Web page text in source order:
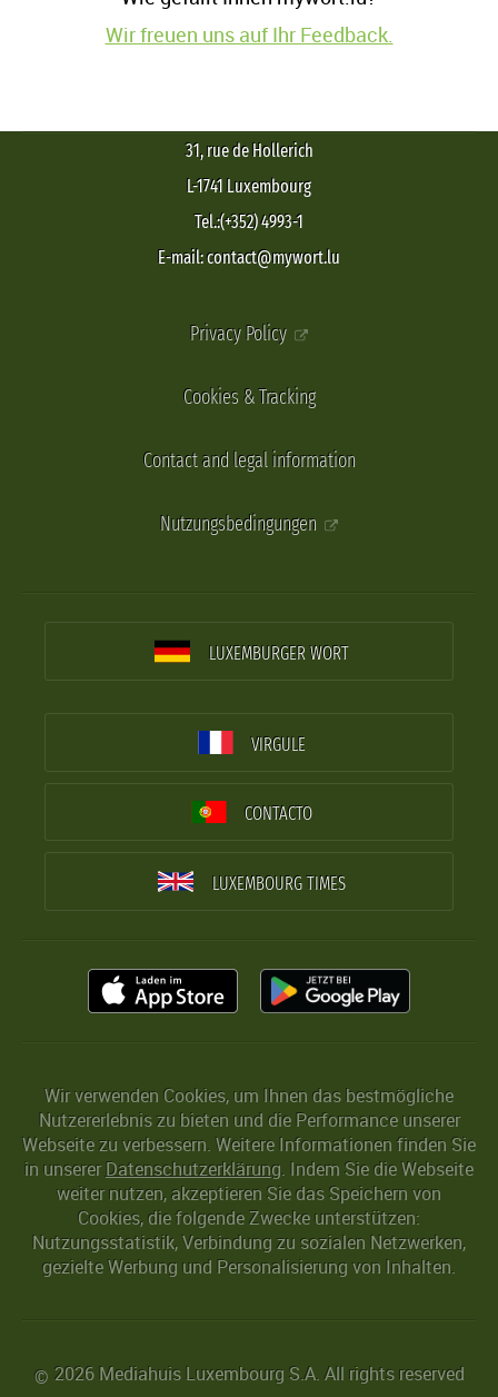
Wir freuen uns auf Ihr Feedback.
31, rue de Hollerich
L-1741 Luxembourg
Tel.:(+352) 4993-1
E-mail: contact@mywort.lu
Privacy Policy
Cookies & Tracking
Contact and legal information
Nutzungsbedingungen
LUXEMBURGER WORT
VIRGULE
CONTACTO
LUXEMBOURG TIMES
Wir verwenden Cookies, um Ihnen das bestmögliche
Nutzererlebnis zu bieten und die Performance unserer
Webseite zu verbessern. Weitere Informationen finden Sie
in unserer Datenschutzerklärung. Indem Sie die Webseite
weiter nutzen, akzeptieren Sie das Speichern von
Cookies, die folgende Zwecke unterstützen:
Nutzungsstatistik, Verbindung zu sozialen Netzwerken,
gezielte Werbung und Personalisierung von Inhalten.
© 2026 Mediahuis Luxembourg S.A. All rights reserved